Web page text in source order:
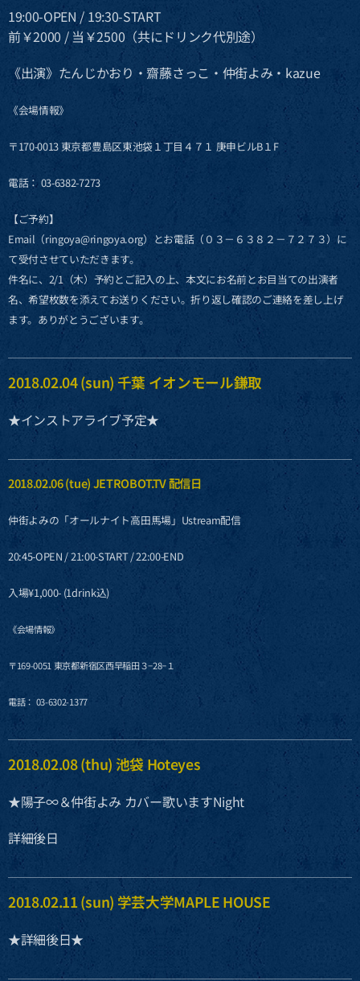
19:00-OPEN / 19:30-START
前￥2000 / 当￥2500（共にドリンク代別途）
《出演》たんじかおり・齋藤さっこ・仲街よみ・kazue
《会場情報》
〒170-0013 東京都豊島区東池袋１丁目４７１ 庚申ビルB１F
電話： 03-6382-7273
【ご予約】
Email（ringoya@ringoya.org）とお電話（０３－６３８２－７２７３）に
て受付させていただきます。
件名に、2/1（木）予約とご記入の上、本文にお名前とお目当ての出演者
名、希望枚数を添えてお送りください。折り返し確認のご連絡を差し上げ
ます。ありがとうございます。
2018.02.04 (sun) 千葉 イオンモール鎌取
★インストアライブ予定★
2018.02.06 (tue) JETROBOT.TV 配信日
仲街よみの「オールナイト高田馬場」Ustream配信
20:45-OPEN / 21:00-START / 22:00-END
入場¥1,000- (1drink込)
《会場情報》
〒169-0051 東京都新宿区西早稲田３−28−１
電話： 03-6302-1377
2018.02.08 (thu) 池袋 Hoteyes
★陽子∞＆仲街よみ カバー歌いますNight
詳細後日
2018.02.11 (sun) 学芸大学MAPLE HOUSE
★詳細後日★